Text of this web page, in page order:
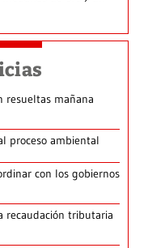
resueltas mañana
proceso ambiental
con los gobiernos
recaudación tributaria